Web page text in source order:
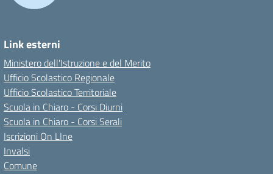
Link esterni
Ministero dell'Istruzione e del Merito
Ufficio Scolastico Regionale
Ufficio Scolastico Territoriale
Scuola in Chiaro - Corsi Diurni
Scuola in Chiaro - Corsi Serali
Iscrizioni On LIne
Invalsi
Comune